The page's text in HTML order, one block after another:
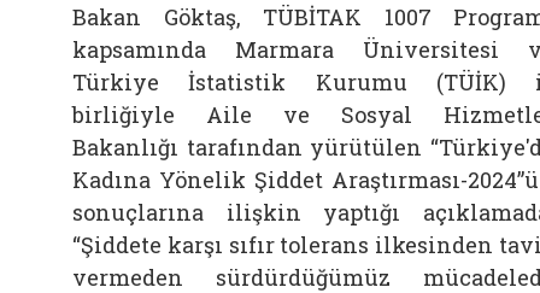
Bakan Göktaş, TÜBİTAK 1007
kapsamında Marmara Üniversitesi
Türkiye İstatistik Kurumu (TÜİK)
birliğiyle Aile ve Sosyal
Bakanlığı tarafından yürütülen
Kadına Yönelik Şiddet Araştırması-
sonuçlarına ilişkin yaptığı
“Şiddete karşı sıfır tolerans ilkesinden
vermeden sürdürdüğümüz